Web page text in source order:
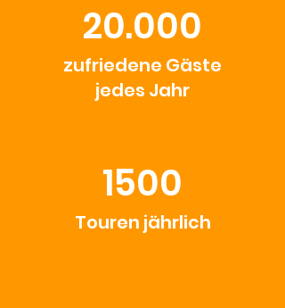
20.000
zufriedene Gäste
jedes Jahr
1500
Touren jährlich